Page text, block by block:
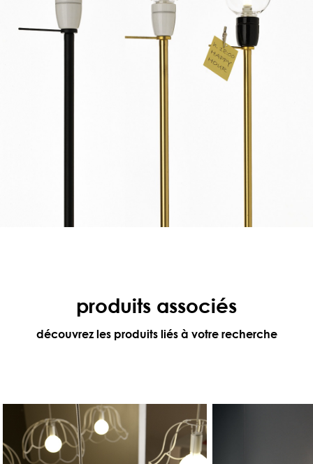
produits associés
découvrez les produits liés à votre recherche